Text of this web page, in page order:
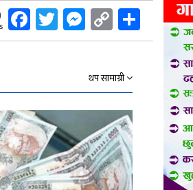
Facebook
Twitter
Messenger
Copy
Link
Share
थप सामाग्री